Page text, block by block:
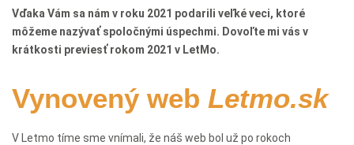
Vďaka Vám sa nám v roku 2021 podarili veľké veci, ktoré
môžeme nazývať spoločnými úspechmi. Dovoľte mi vás v
krátkosti previesť rokom 2021 v LetMo.
Vynovený web Letmo.sk
V Letmo tíme sme vnímali, že náš web bol už po rokoch